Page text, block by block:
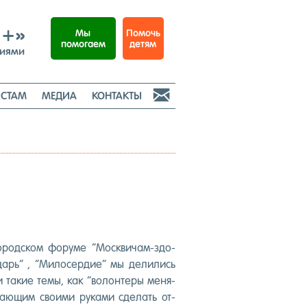
Мы
помогаем
Помочь
детям
МЕДИА КОНТАКТЫ 
фо­руме “Мос­кви­чам-здо­
, “Ми­лосер­дие” мы де­лились
те­мы, как “во­лон­те­ры ме­ня­
сво­ими ру­ками сде­лать от­